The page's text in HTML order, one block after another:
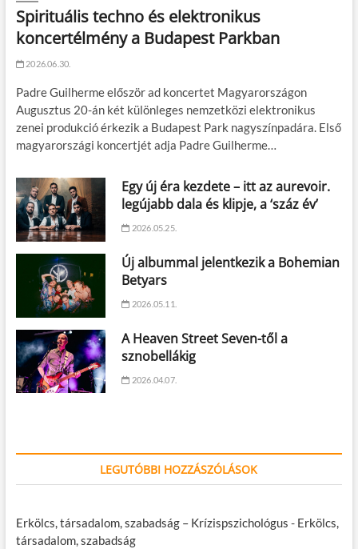
Spirituális techno és elektronikus
koncertélmény a Budapest Parkban
2026.06.30.
Padre Guilherme először ad koncertet Magyarországon
Augusztus 20-án két különleges nemzetközi elektronikus
zenei produkció érkezik a Budapest Park nagyszínpadára. Első
magyarországi koncertjét adja Padre Guilherme…
Egy új éra kezdete – itt az aurevoir.
legújabb dala és klipje, a ‘száz év’
2026.05.25.
Új albummal jelentkezik a Bohemian
Betyars
2026.05.11.
A Heaven Street Seven-től a
sznobellákig
2026.04.07.
LEGUTÓBBI HOZZÁSZÓLÁSOK
Erkölcs, társadalom, szabadság – Krízispszichológus - Erkölcs,
társadalom, szabadság